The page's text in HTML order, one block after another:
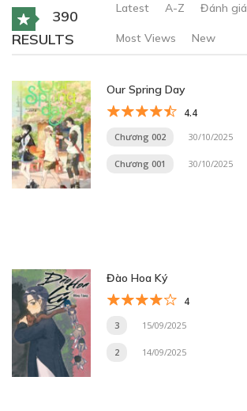
390
RESULTS
Latest A-Z Đánh giá
Most Views New
Our Spring Day
4.4
Chương 002 30/10/2025
Chương 001 30/10/2025
Đào Hoa Ký
4
3 15/09/2025
2 14/09/2025